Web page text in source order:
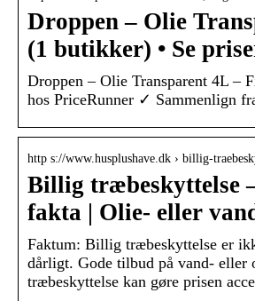
Droppen – Olie
(1 butikker) • Se
Droppen – Olie Transparent 4L –
hos PriceRunner ✓ Sammenlign
http s://www.husplushave.dk › billig-
Billig træbeskyttelse
fakta | Olie- eller
Faktum: Billig træbeskyttelse er
dårligt. Gode tilbud på vand- eller
træbeskyttelse kan gøre prisen